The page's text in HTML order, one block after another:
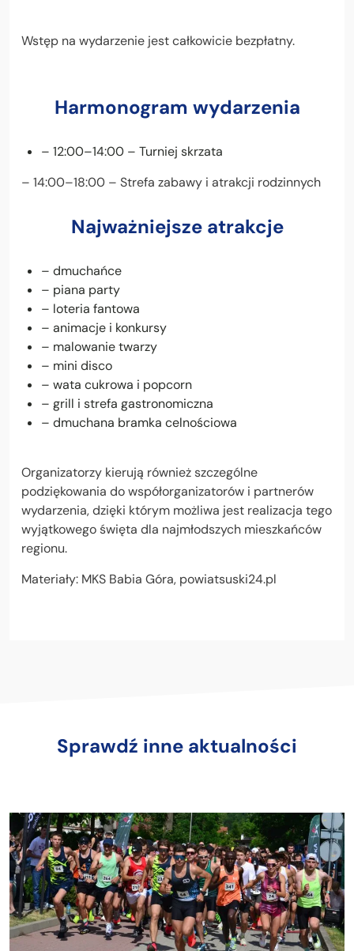
Wstęp na wydarzenie jest całkowicie bezpłatny.
Harmonogram wydarzenia
– 12:00–14:00 – Turniej skrzata
– 14:00–18:00 – Strefa zabawy i atrakcji rodzinnych
Najważniejsze atrakcje
– dmuchańce
– piana party
– loteria fantowa
– animacje i konkursy
– malowanie twarzy
– mini disco
– wata cukrowa i popcorn
– grill i strefa gastronomiczna
– dmuchana bramka celnościowa
Organizatorzy kierują również szczególne
podziękowania do współorganizatorów i partnerów
wydarzenia, dzięki którym możliwa jest realizacja tego
wyjątkowego święta dla najmłodszych mieszkańców
regionu.
Materiały: MKS Babia Góra, powiatsuski24.pl
Sprawdź inne aktualności